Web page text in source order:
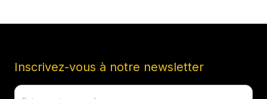
Inscrivez-vous à notre newsletter